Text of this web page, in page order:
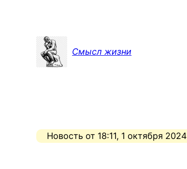
содержимому
Смысл жизни
Новость от 18:11, 1 октября 2024